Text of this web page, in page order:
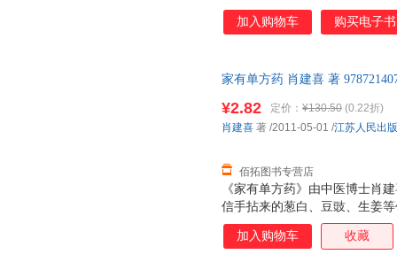
中有少量内容较难理解，故对
主编进行重修，另聘请众多中
生做出了不可磨灭的贡献。它
不错过任何一处细节 我们以权
全文用通俗易懂的语言进行精
加入购物车 购买电子书
家有单方药 肖建喜 著
《家有单方药》由中医博士肖
信手拈来的葱白、豆豉、生姜
药的常规煎水或食疗方法，还
法。针对常见的感冒发烧、牙
¥2.82 定价： ¥130.50 (0.22折)
佰拓图书专营店
肖建喜 著 /2011-05-01 /江苏人民出
加入购物车 收藏